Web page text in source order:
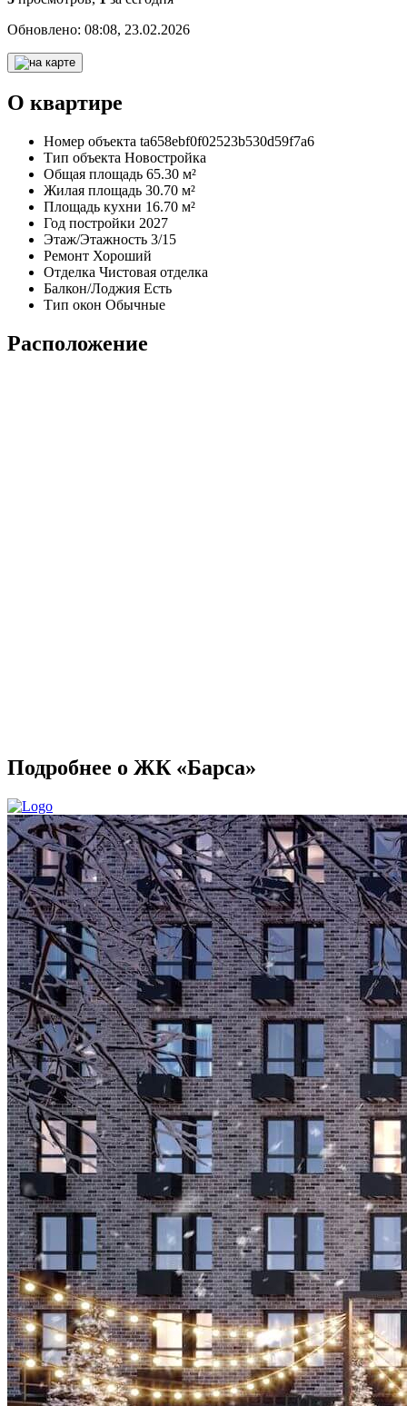
Обновлено: 08:08, 23.02.2026
О квартире
Номер объекта ta658ebf0f02523b530d59f7a6
Тип объекта Новостройка
Общая площадь 65.30 м²
Жилая площадь 30.70 м²
Площадь кухни 16.70 м²
Год постройки 2027
Этаж/Этажность 3/15
Ремонт Хороший
Отделка Чистовая отделка
Балкон/Лоджия Есть
Тип окон Обычные
Расположение
Подробнее о ЖК «Барса»